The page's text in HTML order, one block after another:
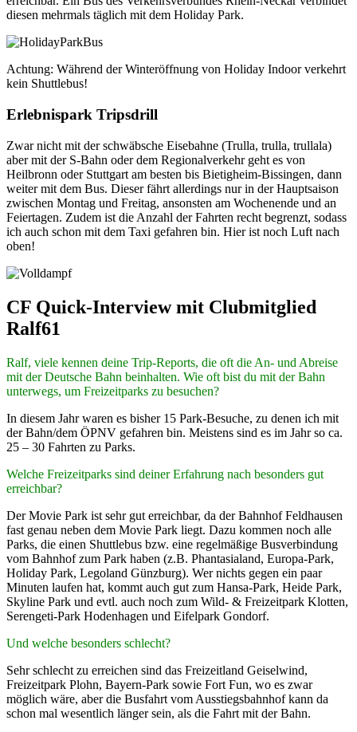
diesen mehrmals täglich mit dem Holiday Park.
Achtung: Während der Winteröffnung von Holiday Indoor verkehrt
kein Shuttlebus!
Erlebnispark Tripsdrill
Zwar nicht mit der schwäbsche Eisebahne (Trulla, trulla, trullala)
aber mit der S-Bahn oder dem Regionalverkehr geht es von
Heilbronn oder Stuttgart am besten bis Bietigheim-Bissingen, dann
weiter mit dem Bus. Dieser fährt allerdings nur in der Hauptsaison
zwischen Montag und Freitag, ansonsten am Wochenende und an
Feiertagen. Zudem ist die Anzahl der Fahrten recht begrenzt, sodass
ich auch schon mit dem Taxi gefahren bin. Hier ist noch Luft nach
oben!
CF Quick-Interview mit Clubmitglied
Ralf61
Ralf, viele kennen deine Trip-Reports, die oft die An- und Abreise
mit der Deutsche Bahn beinhalten. Wie oft bist du mit der Bahn
unterwegs, um Freizeitparks zu besuchen?
In diesem Jahr waren es bisher 15 Park-Besuche, zu denen ich mit
der Bahn/dem ÖPNV gefahren bin. Meistens sind es im Jahr so ca.
25 – 30 Fahrten zu Parks.
Welche Freizeitparks sind deiner Erfahrung nach besonders gut
erreichbar?
Der Movie Park ist sehr gut erreichbar, da der Bahnhof Feldhausen
fast genau neben dem Movie Park liegt. Dazu kommen noch alle
Parks, die einen Shuttlebus bzw. eine regelmäßige Busverbindung
vom Bahnhof zum Park haben (z.B. Phantasialand, Europa-Park,
Holiday Park, Legoland Günzburg). Wer nichts gegen ein paar
Minuten laufen hat, kommt auch gut zum Hansa-Park, Heide Park,
Skyline Park und evtl. auch noch zum Wild- & Freizeitpark Klotten,
Serengeti-Park Hodenhagen und Eifelpark Gondorf.
Und welche besonders schlecht?
Sehr schlecht zu erreichen sind das Freizeitland Geiselwind,
Freizeitpark Plohn, Bayern-Park sowie Fort Fun, wo es zwar
möglich wäre, aber die Busfahrt vom Ausstiegsbahnhof kann da
schon mal wesentlich länger sein, als die Fahrt mit der Bahn.